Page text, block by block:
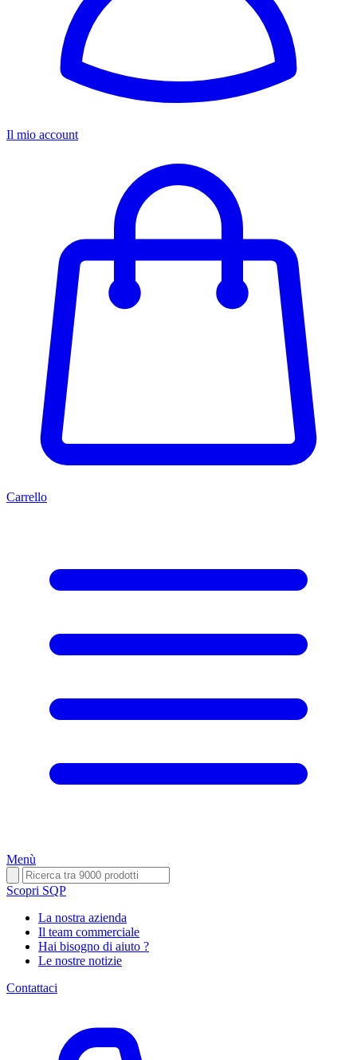
Il mio account
Carrello
Menù
Scopri SQP
La nostra azienda
Il team commerciale
Hai bisogno di aiuto ?
Le nostre notizie
Contattaci